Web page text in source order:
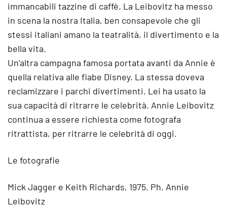
immancabili tazzine di caffè. La Leibovitz ha messo
in scena la nostra Italia, ben consapevole che gli
stessi italiani amano la teatralità, il divertimento e la
bella vita.
Un’altra campagna famosa portata avanti da Annie è
quella relativa alle fiabe Disney. La stessa doveva
reclamizzare i parchi divertimenti. Lei ha usato la
sua capacità di ritrarre le celebrità. Annie Leibovitz
continua a essere richiesta come fotografa
ritrattista, per ritrarre le celebrità di oggi.
Le fotografie
Mick Jagger e Keith Richards, 1975. Ph. Annie
Leibovitz